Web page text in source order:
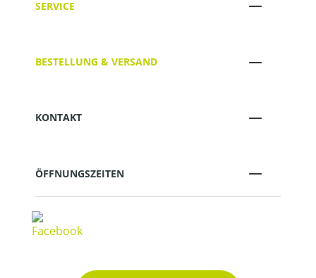
SERVICE
BESTELLUNG & VERSAND
KONTAKT
ÖFFNUNGSZEITEN